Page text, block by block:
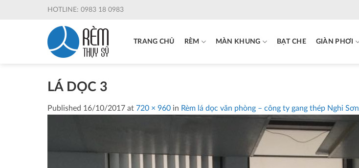
HOTLINE: 0983 18 0983
TRANG CHỦ RÈM MÀN KHUNG BẠT CHE GIÀN PHƠI
LÁ DỌC 3
Published 16/10/2017 at 720 × 960 in Rèm lá dọc văn phòng – công ty gang thép Nghi Sơn